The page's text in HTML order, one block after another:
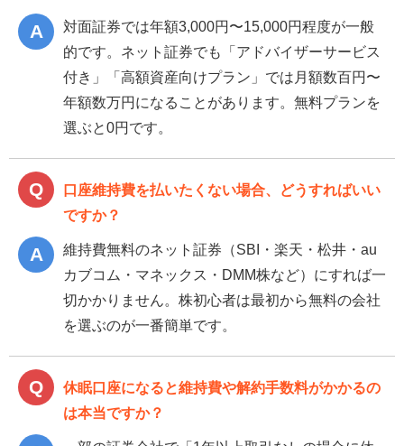
対面証券では年額3,000円〜15,000円程度が一般
的です。ネット証券でも「アドバイザーサービス
付き」「高額資産向けプラン」では月額数百円〜
年額数万円になることがあります。無料プランを
選ぶと0円です。
口座維持費を払いたくない場合、どうすればいい
ですか？
維持費無料のネット証券（SBI・楽天・松井・au
カブコム・マネックス・DMM株など）にすれば一
切かかりません。株初心者は最初から無料の会社
を選ぶのが一番簡単です。
休眠口座になると維持費や解約手数料がかかるの
は本当ですか？